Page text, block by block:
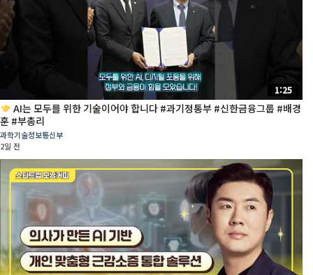
1:25
AI는 모두를 위한 기술이어야 합니다 #과기정통부 #신한금융그룹 #배경
훈 #부총리
과학기술정보통신부
2일 전